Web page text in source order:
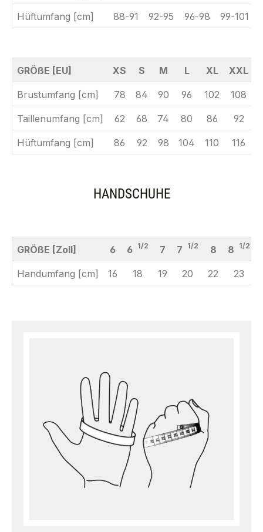
Hüftumfang [cm] 88-91 92-95 96-98 99-101
GRÖßE [EU] XS S M L XL XXL
Brustumfang [cm] 78 84 90 96 102 108
Taillenumfang [cm] 62 68 74 80 86 92
Hüftumfang [cm] 86 92 98 104 110 116
HANDSCHUHE
GRÖßE [Zoll] 6 6 1/2 7 7 1/2 8 8 1/2
Handumfang [cm] 16 18 19 20 22 23